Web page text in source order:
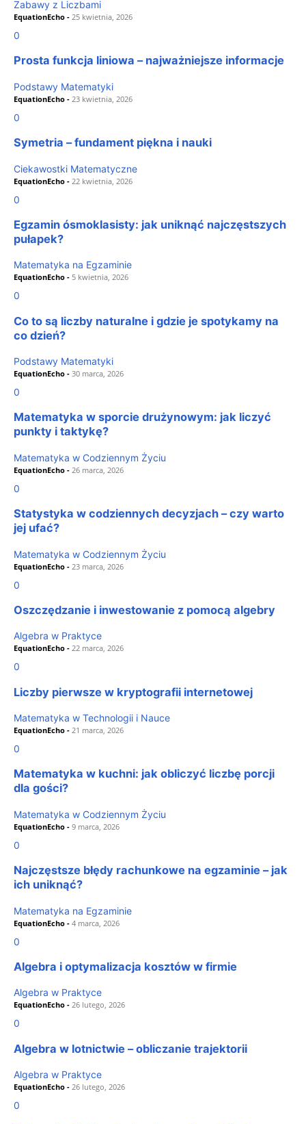
Zabawy z Liczbami
EquationEcho - 25 kwietnia, 2026
0
Prosta funkcja liniowa – najważniejsze informacje
Podstawy Matematyki
EquationEcho - 23 kwietnia, 2026
0
Symetria – fundament piękna i nauki
Ciekawostki Matematyczne
EquationEcho - 22 kwietnia, 2026
0
Egzamin ósmoklasisty: jak uniknąć najczęstszych
pułapek?
Matematyka na Egzaminie
EquationEcho - 5 kwietnia, 2026
0
Co to są liczby naturalne i gdzie je spotykamy na
co dzień?
Podstawy Matematyki
EquationEcho - 30 marca, 2026
0
Matematyka w sporcie drużynowym: jak liczyć
punkty i taktykę?
Matematyka w Codziennym Życiu
EquationEcho - 26 marca, 2026
0
Statystyka w codziennych decyzjach – czy warto
jej ufać?
Matematyka w Codziennym Życiu
EquationEcho - 23 marca, 2026
0
Oszczędzanie i inwestowanie z pomocą algebry
Algebra w Praktyce
EquationEcho - 22 marca, 2026
0
Liczby pierwsze w kryptografii internetowej
Matematyka w Technologii i Nauce
EquationEcho - 21 marca, 2026
0
Matematyka w kuchni: jak obliczyć liczbę porcji
dla gości?
Matematyka w Codziennym Życiu
EquationEcho - 9 marca, 2026
0
Najczęstsze błędy rachunkowe na egzaminie – jak
ich uniknąć?
Matematyka na Egzaminie
EquationEcho - 4 marca, 2026
0
Algebra i optymalizacja kosztów w firmie
Algebra w Praktyce
EquationEcho - 26 lutego, 2026
0
Algebra w lotnictwie – obliczanie trajektorii
Algebra w Praktyce
EquationEcho - 26 lutego, 2026
0